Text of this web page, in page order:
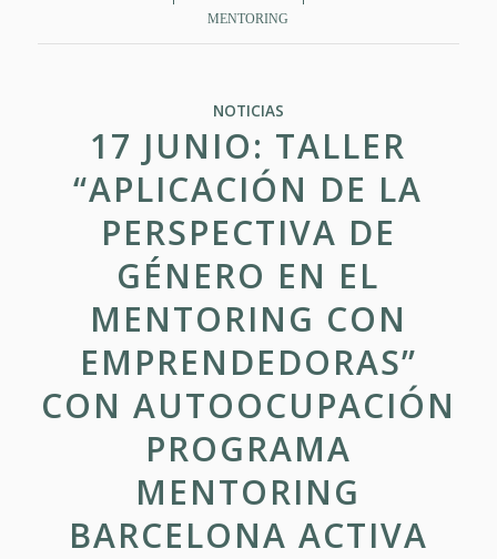
MENTORING
NOTICIAS
17 JUNIO: TALLER
“APLICACIÓN DE LA
PERSPECTIVA DE
GÉNERO EN EL
MENTORING CON
EMPRENDEDORAS”
CON AUTOOCUPACIÓN
PROGRAMA
MENTORING
BARCELONA ACTIVA